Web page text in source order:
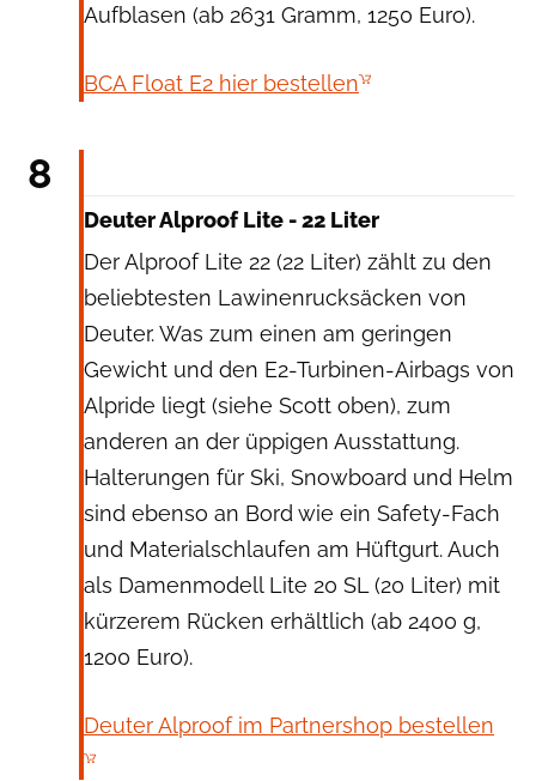
Aufblasen (ab 2631 Gramm, 1250 Euro).
BCA Float E2 hier bestellen
8
Deuter Alproof Lite - 22 Liter
Der Alproof Lite 22 (22 Liter) zählt zu den
beliebtesten Lawinenrucksäcken von
Deuter. Was zum einen am geringen
Gewicht und den E2-Turbinen-Airbags von
Alpride liegt (siehe Scott oben), zum
anderen an der üppigen Ausstattung.
Halterungen für Ski, Snowboard und Helm
sind ebenso an Bord wie ein Safety-Fach
und Materialschlaufen am Hüftgurt. Auch
als Damenmodell Lite 20 SL (20 Liter) mit
kürzerem Rücken erhältlich (ab 2400 g,
1200 Euro).
Deuter Alproof im Partnershop bestellen